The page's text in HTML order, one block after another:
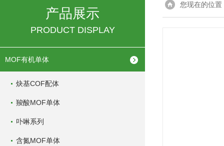
产品展示
PRODUCT DISPLAY
MOF有机单体
炔基COF配体
羧酸MOF单体
卟啉系列
含氮MOF单体
您现在的位置